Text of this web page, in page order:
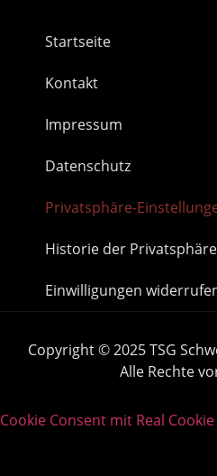
Startseite
Kontakt
Impressum
Datenschutz
Privatsphäre-
Historie der
Einwilligungen
Copyright © 2025 TSG
Alle Rechte
Cookie Consent mit Real